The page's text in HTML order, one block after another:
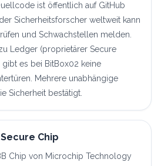
ist öffentlich auf GitHub
Sicherheitsforscher weltweit kann
und Schwachstellen melden.
Ledger (proprietärer Secure
gibt es bei BitBox02 keine
Mehrere unabhängige
Sicherheit bestätigt.
Secure Chip
Chip von Microchip Technology